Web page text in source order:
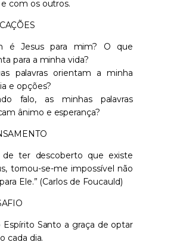
com os outros.
é Jesus para mim? O que
para a minha vida?
palavras orientam a minha
e opções?
falo, as minhas palavras
ânimo e esperança?
de ter descoberto que existe
tornou-se-me impossível não
Ele.” (Carlos de Foucauld)
Espírito Santo a graça de optar
cada dia.